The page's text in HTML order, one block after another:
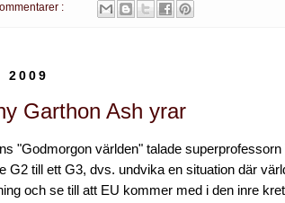
:
2009
Garthon Ash yrar
"Godmorgon världen" talade
G2 till ett G3, dvs. undvika en situation där
och se till att EU kommer med i den inre